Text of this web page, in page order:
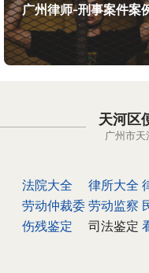
广州律师-刑事案件案
天河区
广州市天
法院大全 律所大全
劳动仲裁委 劳动监察
伤残鉴定
司法鉴定